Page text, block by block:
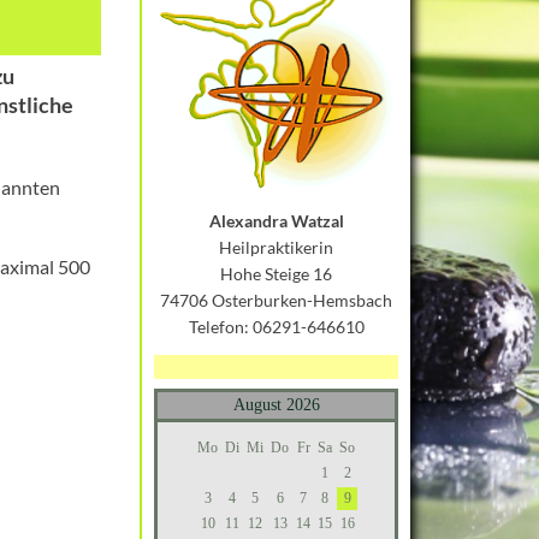
Alexandra Watzal
Heilpraktikerin
Hohe Steige 16
74706 Osterburken-Hemsbach
Telefon: 06291-646610
August 2026
Mo Di Mi Do Fr Sa So
1
2
3
4 5 6 7 8
9
10
11 12 13 14 15 16
500